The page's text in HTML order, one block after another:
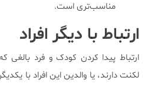
مناسب‌تری است.
ارتباط با دیگر افراد
ارتباط پیدا کردن کودک و فرد بالغی
لکنت دارند، یا والدین این افراد با